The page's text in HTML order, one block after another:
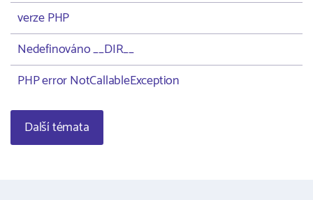
verze PHP
Nedefinováno __DIR__
PHP error NotCallableException
Další témata